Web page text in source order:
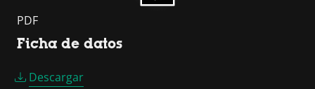
PDF
Ficha de datos
Descargar